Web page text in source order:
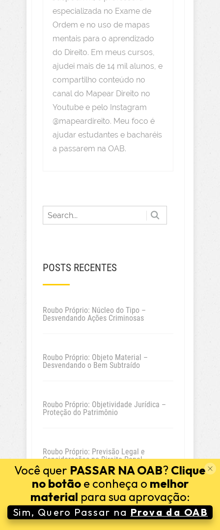
especializada no Exame de
Ordem e no uso de mapas
mentais para o aprendizado
do Direito. Em meus cursos,
ajudei mais de 14 mil alunos, e
compartilho conteúdo no
canal do Mapear Direito no
Youtube e pelo Instagram
@mapeardireito. Meu foco é
ajudar estudantes e bacharéis
a passarem na OAB.
POSTS RECENTES
Roubo Próprio: Núcleo do Tipo –
Desvendando Ações Criminosas
Roubo Próprio: Objeto Material –
Desvendando o Bem Subtraído
Roubo Próprio: Objetividade Jurídica –
Proteção do Patrimônio
Roubo Próprio: Previsão Legal e
Considerações no Direito Penal
Roubo Próprio: Desvendando a Distinção
Desse Crime Grave
Você quer PASSAR NA OAB? Clique
no botãoe conheça o melhor
material para sua aprovação:
Sim, Quero Passar na Prova da OAB